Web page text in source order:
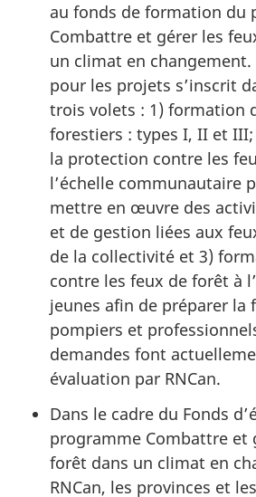
au fonds de formation du
Combattre et gérer les
un climat en
pour les projets s’inscrit
trois volets : 1) formation
forestiers : types I, II et
la protection contre les
l’échelle communautaire
mettre en œuvre des
et de gestion liées aux
de la collectivité et 3)
contre les feux de forêt à
jeunes afin de préparer la
pompiers et
demandes font
évaluation par RNCan.
Dans le cadre du Fonds
programme Combattre et
forêt dans un climat en
RNCan, les provinces et